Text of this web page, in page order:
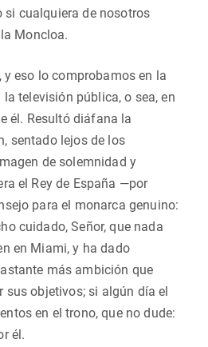
si cualquiera de nosotros
Moncloa.
y eso lo comprobamos en la
televisión pública, o sea, en
él. Resultó diáfana la
sentado lejos de los
de solemnidad y
el Rey de España —por
para el monarca genuino:
cuidado, Señor, que nada
en Miami, y ha dado
más ambición que
sus objetivos; si algún día el
en el trono, que no dude:
él.